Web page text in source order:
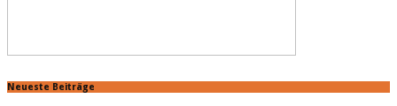
Neueste Beiträge